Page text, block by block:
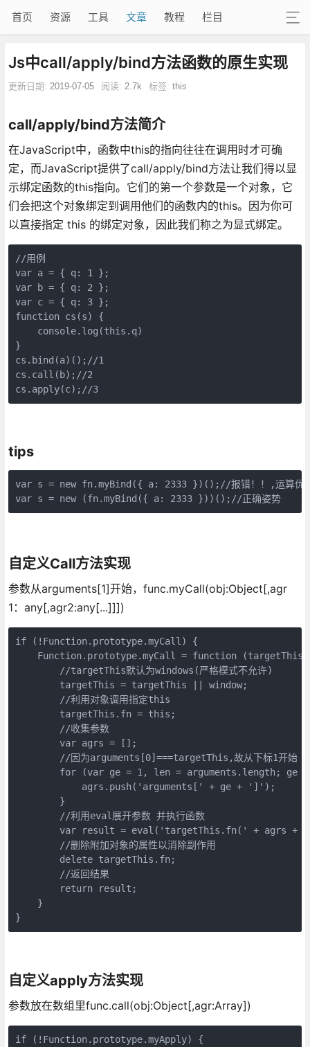
首页 资源 工具 文章 教程 栏目
Js中call/apply/bind方法函数的原生实现
更新日期: 2019-07-05 阅读: 2.7k 标签: this
call/apply/bind方法简介
在JavaScript中，函数中this的指向往往在调用时才可确
定，而JavaScript提供了call/apply/bind方法让我们得以显
示绑定函数的this指向。它们的第一个参数是一个对象，它
们会把这个对象绑定到调用他们的函数内的this。因为你可
以直接指定 this 的绑定对象，因此我们称之为显式绑定。
//用例
var a = { q: 1 };
var b = { q: 2 };
var c = { q: 3 };
function cs(s) {
    console.log(this.q)
}
cs.bind(a)();//1
cs.call(b);//2
cs.apply(c);//3
tips
var s = new fn.myBind({ a: 2333 })();//报错！！,运算优先级
var s = new (fn.myBind({ a: 2333 }))();//正确姿势
自定义Call方法实现
参数从arguments[1]开始，func.myCall(obj:Object[,agr
1：any[,agr2:any[...]]])
if (!Function.prototype.myCall) {
Function.prototype.myCall = function
        //targetThis默认为windows(严格模式不允许)
        targetThis = targetThis || window;
        //利用对象调用指定this
        targetThis.fn = this;
        //收集参数
        var agrs = [];
        //因为arguments[0]===targetThis,故从下标1开始
for (var ge = 1, len = arguments.length; ge
            agrs.push('arguments[' + ge + ']');
        }
        //利用eval展开参数 并执行函数
var result = eval('targetThis.fn(' + agrs +
        //删除附加对象的属性以消除副作用
        delete targetThis.fn;
        //返回结果
        return result;
    }
自定义apply方法实现
参数放在数组里func.call(obj:Object[,agr:Array])
if (!Function.prototype.myApply) {